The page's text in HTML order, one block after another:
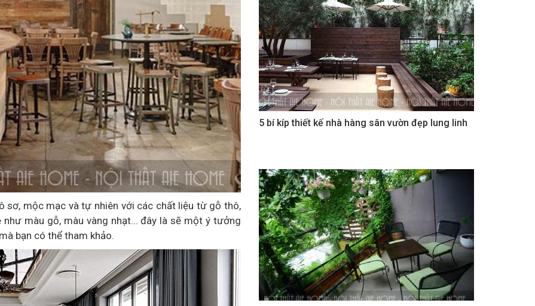
sơ, mộc mạc và tự nhiên với các chất liệu từ gỗ thô,
màu gỗ, màu vàng nhạt... đây là sẽ một ý tưởng
bạn có thể tham khảo.
5 bí kíp thiết kế nhà hàng sân vườn đẹp lung linh